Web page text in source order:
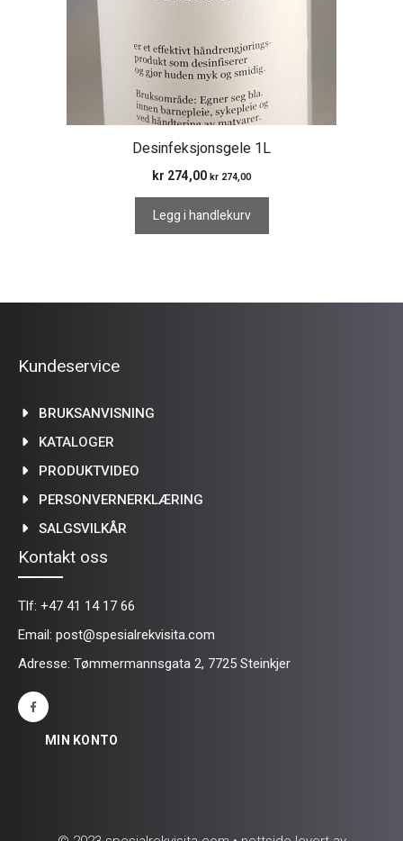
Desinfeksjonsgele 1L
kr 274,00 kr 274,00
Legg i handlekurv
Kundeservice
BRUKSANVISNING
KATALOGER
PRODUKTVIDEO
PERSONVERNERKLÆRING
SALGSVILKÅR
Kontakt oss
Tlf: +47 41 14 17 66
Email: post@spesialrekvisita.com
Adresse: Tømmermannsgata 2, 7725 Steinkjer
MIN KONTO